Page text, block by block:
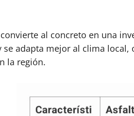
al concreto en una
adapta mejor al clima
la región.